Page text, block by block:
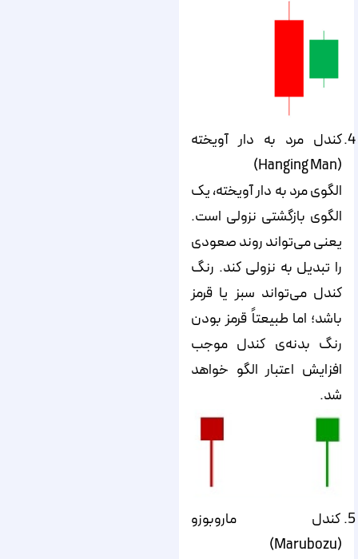
کندل مرد به دار آویخته
(Hanging Man)
الگوی مرد به دار آویخته، یک
الگوی بازگشتی نزولی است.
یعنی می‌‌‌‌‌تواند روند صعودی
را تبدیل به نزولی کند. رنگ
کندل می‌‌‌‌‌تواند سبز یا قرمز
باشد؛ اما طبیعتاً قرمز بودن
رنگ بدنه‌‌‌‌‌ی کندل موجب
افزایش اعتبار الگو خواهد
شد.
کندل ماروبوزو
(Marubozu)